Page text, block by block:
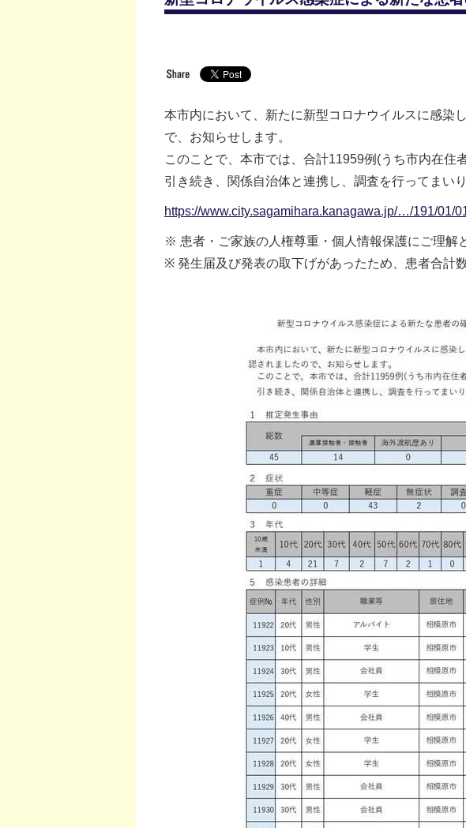
本市内において、新たに新型コロナウイルスに感染
で、お知らせします。
このことで、本市では、合計11959例(うち市内在住
引き続き、関係自治体と連携し、調査を行ってまいり
https://www.city.sagamihara.kanagawa.jp/…/191/01/
※ 患者・ご家族の人権尊重・個人情報保護にご理解
※ 発生届及び発表の取下げがあったため、患者合計